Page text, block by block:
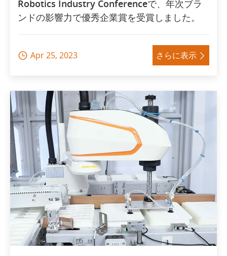
Robotics Industry Conferenceで、年次ブラ
ンドの影響力で優秀企業賞を受賞しました。
 Apr 25, 2023 さらに表示 